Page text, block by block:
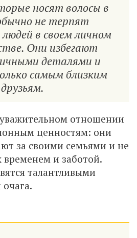
носят волосы в
не терпят
в своем личном
Они избегают
деталями и
самым близким
друзьям.
отношении
ценностям: они
за своими семьями и не
временем и заботой.
талантливыми